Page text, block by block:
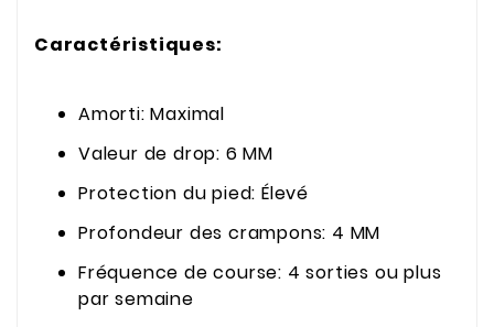
Caractéristiques:
Amorti: Maximal
Valeur de drop: 6 MM
Protection du pied: Élevé
Profondeur des crampons: 4 MM
Fréquence de course: 4 sorties ou plus
par semaine